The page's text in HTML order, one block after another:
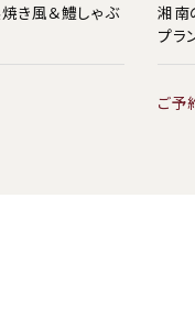
き風＆鱧しゃぶ
湘南
プラ
ご予